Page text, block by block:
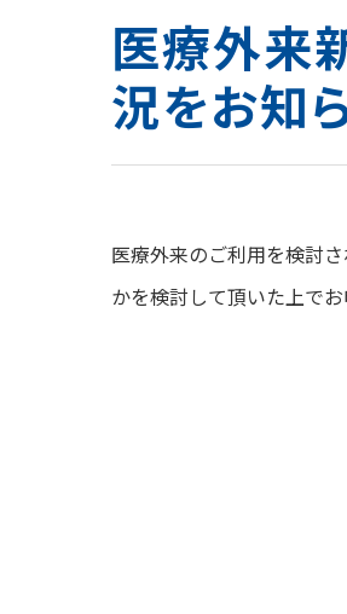
医療外来
況をお知
医療外来のご利用を検討
かを検討して頂いた上で